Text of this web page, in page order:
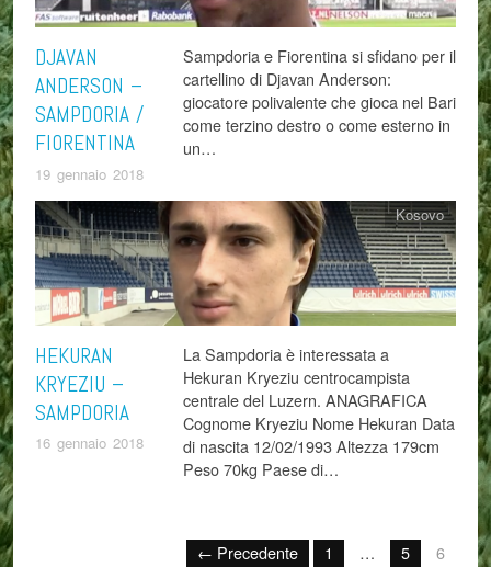
DJAVAN
ANDERSON –
SAMPDORIA /
FIORENTINA
19 gennaio 2018
Sampdoria e Fiorentina si sfidano per il
cartellino di Djavan Anderson:
giocatore polivalente che gioca nel Bari
come terzino destro o come esterno in
un…
HEKURAN
KRYEZIU –
SAMPDORIA
16 gennaio 2018
Kosovo
La Sampdoria è interessata a
Hekuran Kryeziu centrocampista
centrale del Luzern. ANAGRAFICA
Cognome Kryeziu Nome Hekuran Data
di nascita 12/02/1993 Altezza 179cm
Peso 70kg Paese di…
← Precedente 1 … 5 6